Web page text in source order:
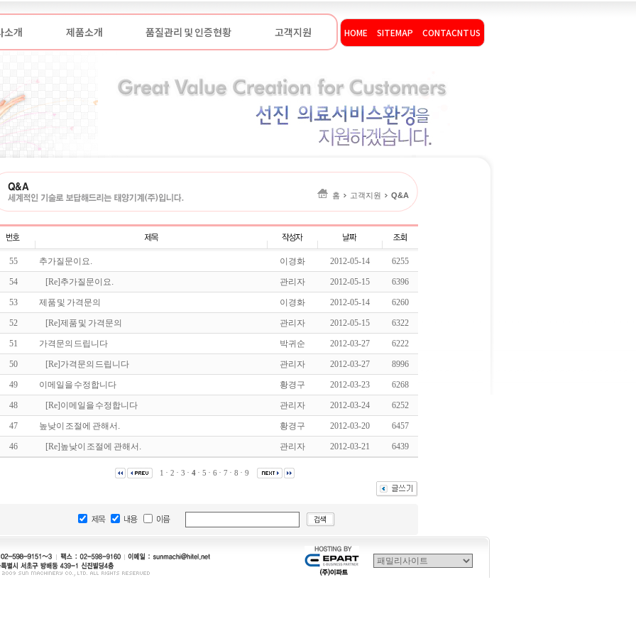
소개 제품소개 품질관리 및 인증현황 고객지원 HOME SITEMAP CONTACNT US
홈 고객지원 Q&A
55 추가질문이요. 이경화 2012-05-14 6255
54 [Re] 추가질문이요. 관리자 2012-05-15 6396
53 제품 및 가격문의 이경화 2012-05-14 6260
52 [Re]제품 및 가격문의 관리자 2012-05-15 6322
51 가격문의 드립니다 박귀순 2012-03-27 6222
50 [Re] 가격문의 드립니다 관리자 2012-03-27 8996
49 이메일을 수정합니다 황경구 2012-03-23 6268
48 [Re] 이메일을 수정합니다 관리자 2012-03-24 6252
47 높낮이 조절에 관해서. 황경구 2012-03-20 6457
46 [Re] 높낮이 조절에 관해서. 관리자 2012-03-21 6439
1 ·2 ·3 ·4·5 ·6 ·7 ·8 ·9